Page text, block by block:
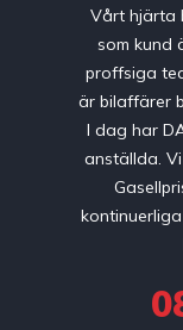
Vårt hjärta
som kund
proffsiga
är bilaffärer
I dag har
anställda.